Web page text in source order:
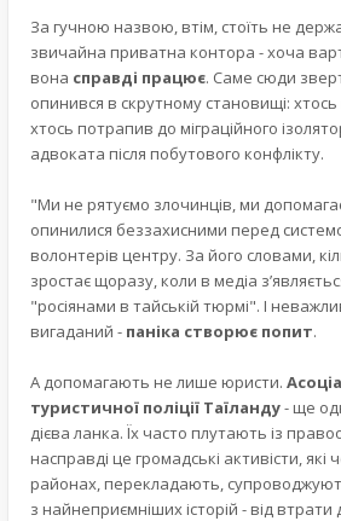
За гучною назвою, втім, стоїть не
звичайна приватна контора - хоча
вона справді працює. Саме сюди
опинився в скрутному становищі:
хтось потрапив до міграційного
адвоката після побутового конфлікту.
"Ми не рятуємо злочинців, ми
опинилися беззахисними перед
волонтерів центру. За його словами,
зростає щоразу, коли в медіа
"росіянами в тайській тюрмі". І
вигаданий - паніка створює попит.
А допомагають не лише юристи.
туристичної поліції Таїланду- ще
дієва ланка. Їх часто плутають із
насправді це громадські активісти,
районах, перекладають,
з найнеприємніших історій - від втрати